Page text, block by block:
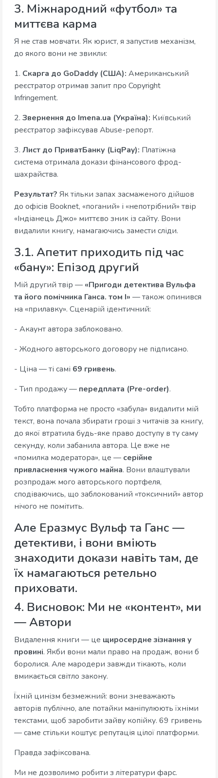
3. Міжнародний «футбол» та
миттєва карма
Я не став мовчати. Як юрист, я запустив механізм,
до якого вони не звикли:
1. Скарга до GoDaddy (США): Американський
реєстратор отримав запит про Copyright
Infringement.
2. Звернення до Imena.ua (Україна): Київський
реєстратор зафіксував Abuse-репорт.
3. Лист до ПриватБанку (LiqPay): Платіжна
система отримала докази фінансового фрод-
шахрайства.
Результат? Як тільки запах засмаженого дійшов
до офісів Booknet, «поганий» і «непотрібний» твір
«Індіанець Джо» миттєво зник із сайту. Вони
видалили книгу, намагаючись замести сліди.
3.1. Апетит приходить під час
«бану»: Епізод другий
Мій другий твір — «Пригоди детектива Вульфа
та його помічника Ганса. том І» — також опинився
на «прилавку». Сценарій ідентичний:
- Акаунт автора заблоковано.
- Жодного авторського договору не підписано.
- Ціна — ті самі 69 гривень.
- Тип продажу — передплата (Pre-order).
Тобто платформа не просто «забула» видалити мій
текст, вона почала збирати гроші з читачів за книгу,
до якої втратила будь-яке право доступу в ту саму
секунду, коли забанила автора. Це вже не
«помилка модератора», це — серійне
привласнення чужого майна. Вони влаштували
розпродаж мого авторського портфеля,
сподіваючись, що заблокований «токсичний» автор
нічого не помітить.
Але Еразмус Вульф та Ганс —
детективи, і вони вміють
знаходити докази навіть там, де
їх намагаються ретельно
приховати.
4. Висновок: Ми не «контент», ми
— Автори
Видалення книги — це щиросердне зізнання у
провині. Якби вони мали право на продаж, вони б
боролися. Але мародери завжди тікають, коли
вмикається світло закону.
Їхній цинізм безмежний: вони зневажають
авторів публічно, але потайки маніпулюють їхніми
текстами, щоб заробити зайву копійку. 69 гривень
— саме стільки коштує репутація цілої платформи.
Правда зафіксована.
Ми не дозволимо робити з літератури фарс.